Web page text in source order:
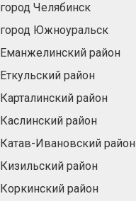
город Челябинск
город Южноуральск
Еманжелинский район
Еткульский район
Карталинский район
Каслинский район
Катав-Ивановский район
Кизильский район
Коркинский район